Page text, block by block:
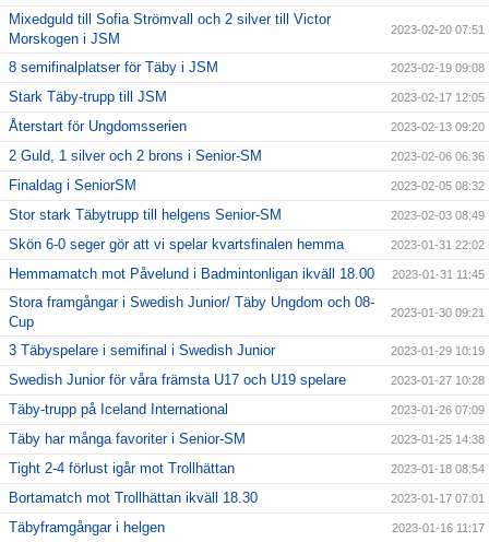
Mixedguld till Sofia Strömvall och 2 silver till Victor
Morskogen i JSM
2023-02-20 07:51
8 semifinalplatser för Täby i JSM 2023-02-19 09:08
Stark Täby-trupp till JSM 2023-02-17 12:05
Återstart för Ungdomsserien 2023-02-13 09:20
2 Guld, 1 silver och 2 brons i Senior-SM 2023-02-06 06:36
Finaldag i SeniorSM 2023-02-05 08:32
Stor stark Täbytrupp till helgens Senior-SM 2023-02-03 08:49
Skön 6-0 seger gör att vi spelar kvartsfinalen hemma 2023-01-31 22:02
Hemmamatch mot Påvelund i Badmintonligan ikväll 18.00 2023-01-31 11:45
Stora framgångar i Swedish Junior/ Täby Ungdom och 08-
Cup
2023-01-30 09:21
3 Täbyspelare i semifinal i Swedish Junior 2023-01-29 10:19
Swedish Junior för våra främsta U17 och U19 spelare 2023-01-27 10:28
Täby-trupp på Iceland International 2023-01-26 07:09
Täby har många favoriter i Senior-SM 2023-01-25 14:38
Tight 2-4 förlust igår mot Trollhättan 2023-01-18 08:54
Bortamatch mot Trollhättan ikväll 18.30 2023-01-17 07:01
Täbyframgångar i helgen 2023-01-16 11:17